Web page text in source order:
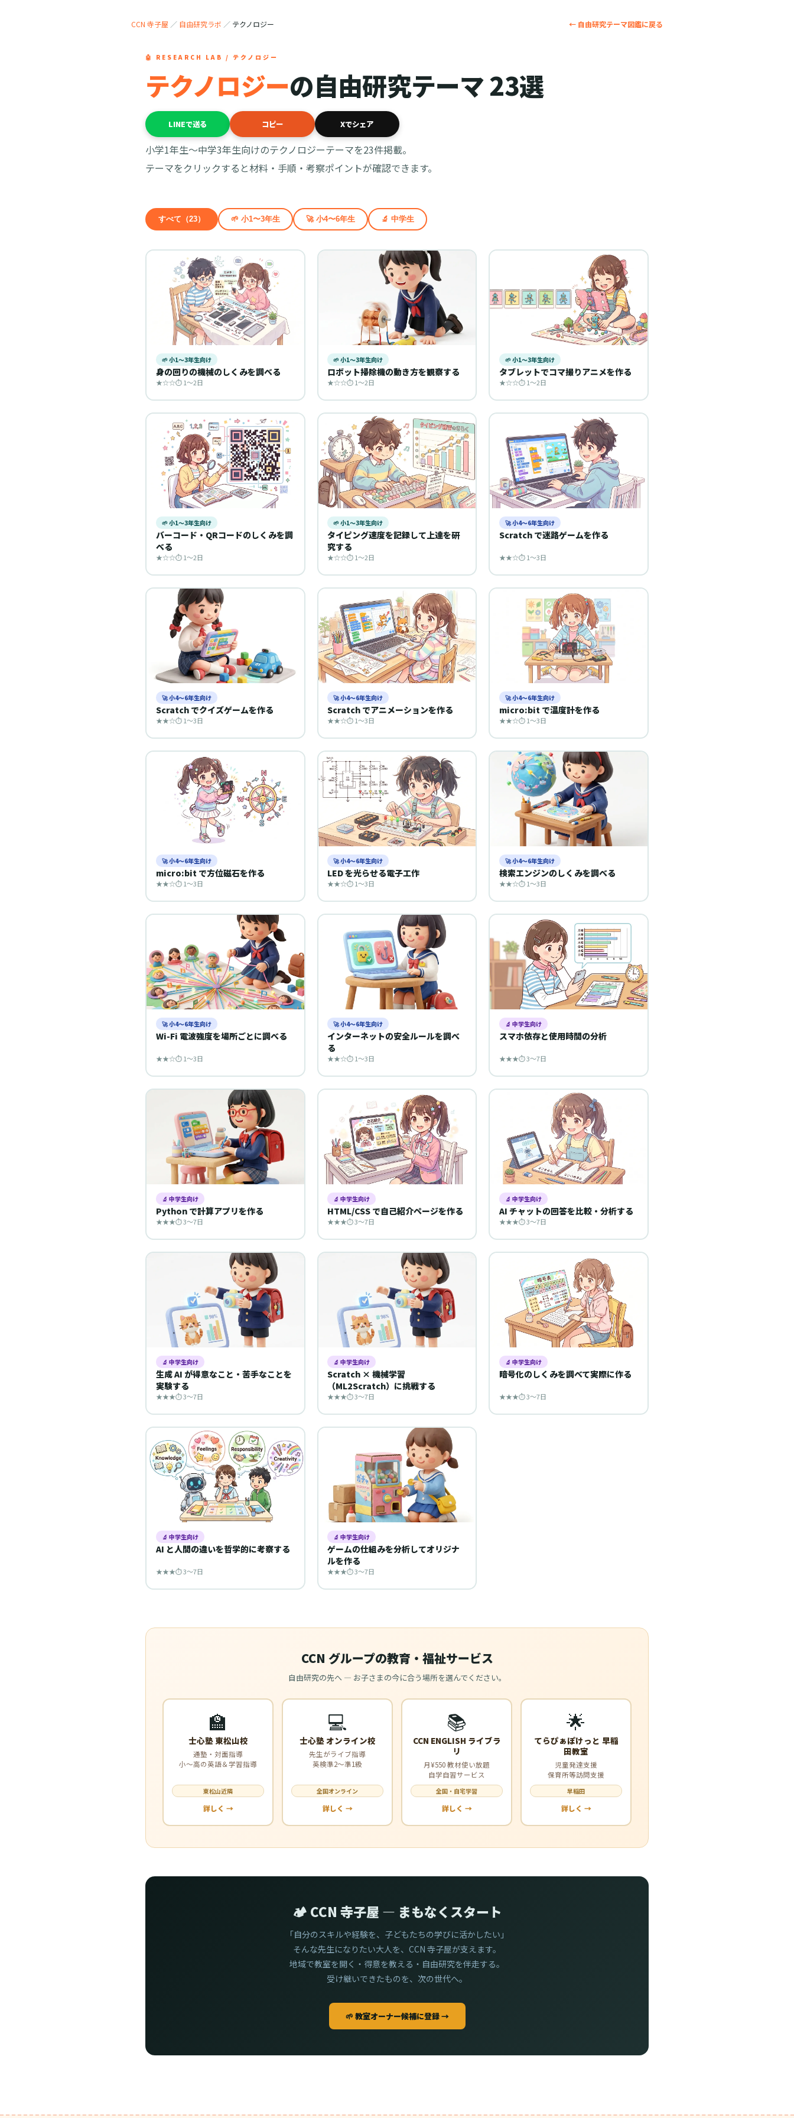
CCN 寺子屋 ／ 自由研究ラボ ／ テクノロジー ← 自由研究テーマ図鑑に戻る
🤖 RESEARCH LAB / テクノロジー
テクノロジーの自由研究テーマ 23選
LINEで送る コピー Xでシェア
小学1年生〜中学3年生向けのテクノロジーテーマを23件掲載。
テーマをクリックすると材料・手順・考察ポイントが確認できます。
すべて（23） 🌱 小1〜3年生 🚀 小4〜6年生 🔬 中学生
🌱 小1〜3年生向け
身の回りの機械のしくみを調べる
★☆☆⏱ 1〜2日
🌱 小1〜3年生向け
ロボット掃除機の動き方を観察する
★☆☆⏱ 1〜2日
🌱 小1〜3年生向け
タブレットでコマ撮りアニメを作る
★☆☆⏱ 1〜2日
🌱 小1〜3年生向け
バーコード・QRコードのしくみを調
べる
★☆☆⏱ 1〜2日
🌱 小1〜3年生向け
タイピング速度を記録して上達を研
究する
★☆☆⏱ 1〜2日
🚀 小4〜6年生向け
Scratch で迷路ゲームを作る
★★☆⏱ 1〜3日
🚀 小4〜6年生向け
Scratch でクイズゲームを作る
★★☆⏱ 1〜3日
🚀 小4〜6年生向け
Scratch でアニメーションを作る
★★☆⏱ 1〜3日
🚀 小4〜6年生向け
micro:bit で温度計を作る
★★☆⏱ 1〜3日
🚀 小4〜6年生向け
micro:bit で方位磁石を作る
★★☆⏱ 1〜3日
🚀 小4〜6年生向け
LED を光らせる電子工作
★★☆⏱ 1〜3日
🚀 小4〜6年生向け
検索エンジンのしくみを調べる
★★☆⏱ 1〜3日
🚀 小4〜6年生向け
Wi-Fi 電波強度を場所ごとに調べる
★★☆⏱ 1〜3日
🚀 小4〜6年生向け
インターネットの安全ルールを調べ
る
★★☆⏱ 1〜3日
🔬 中学生向け
スマホ依存と使用時間の分析
★★★⏱ 3〜7日
🔬 中学生向け
Python で計算アプリを作る
★★★⏱ 3〜7日
🔬 中学生向け
HTML/CSS で自己紹介ページを作る
★★★⏱ 3〜7日
🔬 中学生向け
AI チャットの回答を比較・分析する
★★★⏱ 3〜7日
🔬 中学生向け
生成 AI が得意なこと・苦手なことを
実験する
★★★⏱ 3〜7日
🔬 中学生向け
Scratch × 機械学習
（ML2Scratch）に挑戦する
★★★⏱ 3〜7日
🔬 中学生向け
暗号化のしくみを調べて実際に作る
★★★⏱ 3〜7日
🔬 中学生向け
AI と人間の違いを哲学的に考察する
★★★⏱ 3〜7日
🔬 中学生向け
ゲームの仕組みを分析してオリジナ
ルを作る
★★★⏱ 3〜7日
CCN グループの教育・福祉サービス
自由研究の先へ — お子さまの今に合う場所を選んでください。
🏫
士心塾 東松山校
通塾・対面指導
小〜高の英語＆学習指導
東松山近隣
詳しく →
💻
士心塾 オンライン校
先生がライブ指導
英検準2〜準1級
全国オンライン
詳しく →
📚
CCN ENGLISH ライブラ
リ
月¥550 教材使い放題
自学自習サービス
全国・自宅学習
詳しく →
🌟
てらぴぁぽけっと 早稲
田教室
児童発達支援
保育所等訪問支援
早稲田
詳しく →
🏕️ CCN 寺子屋 — まもなくスタート
「自分のスキルや経験を、子どもたちの学びに活かしたい」
そんな先生になりたい大人を、CCN 寺子屋が支えます。
地域で教室を開く・得意を教える・自由研究を伴走する。
受け継いできたものを、次の世代へ。
🌱 教室オーナー候補に登録 →